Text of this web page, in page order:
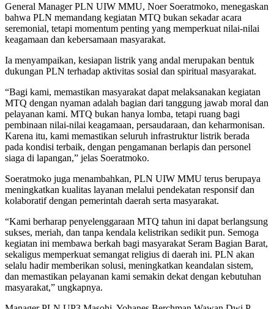
General Manager PLN UIW MMU, Noer Soeratmoko, menegaskan
bahwa PLN memandang kegiatan MTQ bukan sekadar acara
seremonial, tetapi momentum penting yang memperkuat nilai-nilai
keagamaan dan kebersamaan masyarakat.
Ia menyampaikan, kesiapan listrik yang andal merupakan bentuk
dukungan PLN terhadap aktivitas sosial dan spiritual masyarakat.
“Bagi kami, memastikan masyarakat dapat melaksanakan kegiatan
MTQ dengan nyaman adalah bagian dari tanggung jawab moral dan
pelayanan kami. MTQ bukan hanya lomba, tetapi ruang bagi
pembinaan nilai-nilai keagamaan, persaudaraan, dan keharmonisan.
Karena itu, kami memastikan seluruh infrastruktur listrik berada
pada kondisi terbaik, dengan pengamanan berlapis dan personel
siaga di lapangan,” jelas Soeratmoko.
Soeratmoko juga menambahkan, PLN UIW MMU terus berupaya
meningkatkan kualitas layanan melalui pendekatan responsif dan
kolaboratif dengan pemerintah daerah serta masyarakat.
“Kami berharap penyelenggaraan MTQ tahun ini dapat berlangsung
sukses, meriah, dan tanpa kendala kelistrikan sedikit pun. Semoga
kegiatan ini membawa berkah bagi masyarakat Seram Bagian Barat,
sekaligus memperkuat semangat religius di daerah ini. PLN akan
selalu hadir memberikan solusi, meningkatkan keandalan sistem,
dan memastikan pelayanan kami semakin dekat dengan kebutuhan
masyarakat,” ungkapnya.